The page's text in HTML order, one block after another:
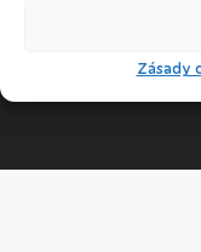
Zásady